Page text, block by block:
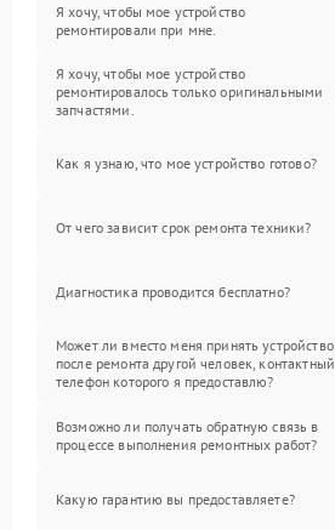
Я хочу, чтобы мое устройство
ремонтировали при мне.
Я хочу, чтобы мое устройство
ремонтировалось только оригинальными
запчастями.
Как я узнаю, что мое устройство готово?
От чего зависит срок ремонта техники?
Диагностика проводится бесплатно?
Может ли вместо меня принять устройство
после ремонта другой человек, контактный
телефон которого я предоставлю?
Возможно ли получать обратную связь в
процессе выполнения ремонтных работ?
Какую гарантию вы предоставляете?